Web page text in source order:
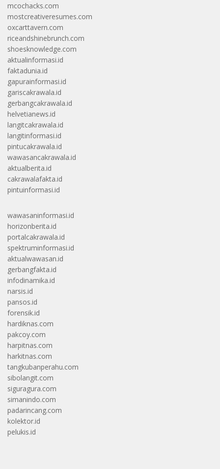
mcochacks.com
mostcreativeresumes.com
oxcarttavern.com
riceandshinebrunch.com
shoesknowledge.com
aktualinformasi.id
faktadunia.id
gapurainformasi.id
gariscakrawala.id
gerbangcakrawala.id
helvetianews.id
langitcakrawala.id
langitinformasi.id
pintucakrawala.id
wawasancakrawala.id
aktualberita.id
cakrawalafakta.id
pintuinformasi.id
wawasaninformasi.id
horizonberita.id
portalcakrawala.id
spektruminformasi.id
aktualwawasan.id
gerbangfakta.id
infodinamika.id
narsis.id
pansos.id
forensik.id
hardiknas.com
pakcoy.com
harpitnas.com
harkitnas.com
tangkubanperahu.com
sibolangit.com
siguragura.com
simanindo.com
padarincang.com
kolektor.id
pelukis.id